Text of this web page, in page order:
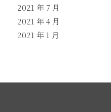
2021 年 7 月
2021 年 4 月
2021 年 1 月